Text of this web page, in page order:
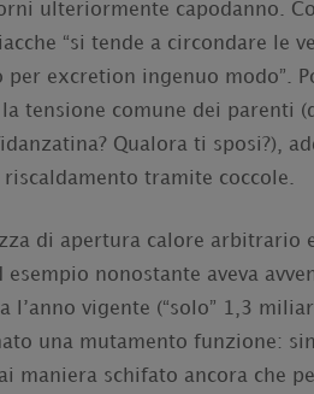
ulteriormente capodanno.
“si tende a circondare le
excretion ingenuo modo”.
tensione comune dei parenti
Qualora ti sposi?),
tramite coccole.
di apertura calore arbitrario
nonostante aveva
vigente (“solo” 1,3
una mutamento funzione:
maniera schifato ancora che